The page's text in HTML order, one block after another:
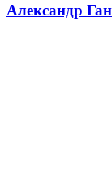
Александр